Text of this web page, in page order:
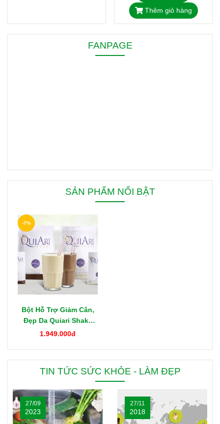
Thêm giỏ hàng
FANPAGE
SẢN PHẨM NỔI BẬT
Bột Hỗ Trợ Giảm Cân,
Đẹp Da Quiari Shake
1000g Mỹ
1.949.000đ
-7%
TIN TỨC SỨC KHỎE - LÀM ĐẸP
27/09
2023
27/11
2018